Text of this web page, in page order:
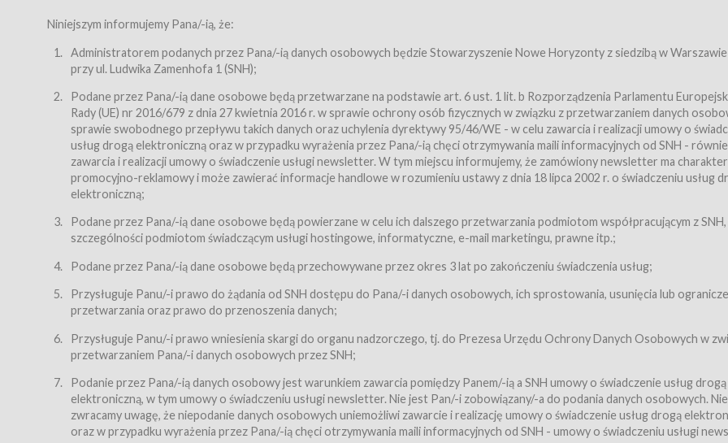
Bilety – wybrane dokumenty potwierdzające zawarcie umowy z Usługodawcą i uprawniające do wzięcia udziału w Wydarzeniu,
przewidziane przez Usługodawcę dla danego Wydarzenia, tj. uprawniające do uczestnictwa w wielu albo w pojedynczych seansach
filmowych, wydarzeniach specjalnych i koncertach;
Sklep – sklep internetowy prowadzony przez Usługodawcę w Serwisie;
Regulamin – niniejszy regulamin.
§ 2
Postanowienia ogólne
Regulamin określa zasady:
świadczenia Usługobiorcom Usług przez Usługodawcę, z zastrzeżeniem usług, o których mowa w ust. 2 pkt. 4 i 5 poniżej,
zasady świadczenia precyzują odrębne regulaminy,
przetwarzania przez Usługodawcę danych osobowych Usługobiorców będących osobami fizycznymi.
Usługodawca świadczy w szczególności następujące Usługi:Usługodawca świadczy Usługi drogą elektroniczną w rozumieniu
dnia 18 lipca 2002 r. o świadczeniu usług drogą elektroniczną (Dz.U. z 2002 r., Nr 144, poz. 1204, z późń. zm.). Usługi świadczone są
nieodpłatnie.
usługę przeglądania i odczytywania przez Usługobiorców materiałów zamieszczanych w Serwisie,
usługę newsletter,
usługę zawierania na odległość umów nabycia Karnetów i Biletów,
usługę zawierania na odległość umów sprzedaży w Sklepie.
Usługodawca świadczy Usługi drogą elektroniczną w rozumieniu ustawy z dnia 18 lipca 2002 r. o świadczeniu usług drogą
(Dz.U. z 2002 r., Nr 144, poz. 1204, z późń. zm.). Usługi świadczone są nieodpłatnie.
Niniejszym informujemy Pana/-ią, że:
Administratorem podanych przez Pana/-ią danych osobowych będzie Stowarzyszenie Nowe Horyzonty z siedzibą w
przy ul. Ludwika Zamenhofa 1 (SNH);
Podane przez Pana/-ią dane osobowe będą przetwarzane na podstawie art. 6 ust. 1 lit. b Rozporządzenia Parlamentu
Rady (UE) nr 2016/679 z dnia 27 kwietnia 2016 r. w sprawie ochrony osób fizycznych w związku z przetwarzaniem danych
sprawie swobodnego przepływu takich danych oraz uchylenia dyrektywy 95/46/WE - w celu zawarcia i realizacji umowy o
usług drogą elektroniczną oraz w przypadku wyrażenia przez Pana/-ią chęci otrzymywania maili informacyjnych od SNH -
zawarcia i realizacji umowy o świadczenie usługi newsletter. W tym miejscu informujemy, że zamówiony newsletter ma charakter
promocyjno-reklamowy i może zawierać informacje handlowe w rozumieniu ustawy z dnia 18 lipca 2002 r. o świadczeniu usług
elektroniczną;
Podane przez Pana/-ią dane osobowe będą powierzane w celu ich dalszego przetwarzania podmiotom współpracującym z
szczególności podmiotom świadczącym usługi hostingowe, informatyczne, e-mail marketingu, prawne itp.;
Podane przez Pana/-ią dane osobowe będą przechowywane przez okres 3 lat po zakończeniu świadczenia usług;
Przysługuje Panu/-i prawo do żądania od SNH dostępu do Pana/-i danych osobowych, ich sprostowania, usunięcia lub
przetwarzania oraz prawo do przenoszenia danych;
Przysługuje Panu/-i prawo wniesienia skargi do organu nadzorczego, tj. do Prezesa Urzędu Ochrony Danych Osobowych w
przetwarzaniem Pana/-i danych osobowych przez SNH;
Podanie przez Pana/-ią danych osobowy jest warunkiem zawarcia pomiędzy Panem/-ią a SNH umowy o świadczenie usług drogą
elektroniczną, w tym umowy o świadczeniu usługi newsletter. Nie jest Pan/-i zobowiązany/-a do podania danych osobowych.
zwracamy uwagę, że niepodanie danych osobowych uniemożliwi zawarcie i realizację umowy o świadczenie usług drogą
oraz w przypadku wyrażenia przez Pana/-ią chęci otrzymywania maili informacyjnych od SNH - umowy o świadczeniu usługi